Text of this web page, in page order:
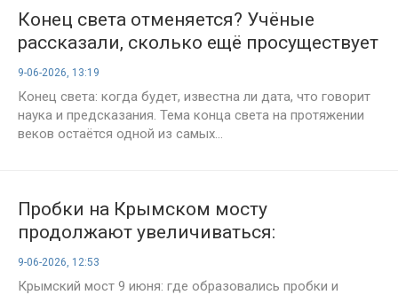
Конец света отменяется? Учёные
рассказали, сколько ещё просуществует
человечество
9-06-2026, 13:19
Конец света: когда будет, известна ли дата, что говорит
наука и предсказания. Тема конца света на протяжении
веков остаётся одной из самых...
Пробки на Крымском мосту
продолжают увеличиваться:
актуальная обстановка на 9 июня 2026
года
9-06-2026, 12:53
Крымский мост 9 июня: где образовались пробки и